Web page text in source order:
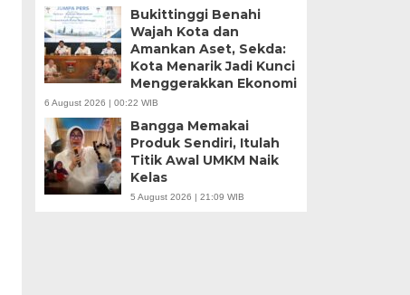
Bukittinggi Benahi
Wajah Kota dan
Amankan Aset, Sekda:
Kota Menarik Jadi Kunci
Menggerakkan Ekonomi
6 August 2026 | 00:22 WIB
Bangga Memakai
Produk Sendiri, Itulah
Titik Awal UMKM Naik
Kelas
5 August 2026 | 21:09 WIB